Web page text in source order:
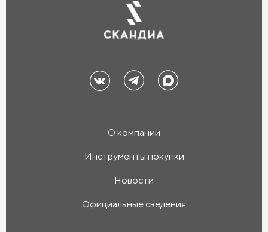
О компании
Инструменты покупки
Новости
Официальные сведения